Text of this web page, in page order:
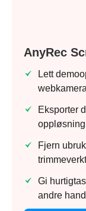
AnyRec
Lett
Eksporter
Fjern
Gi
andre